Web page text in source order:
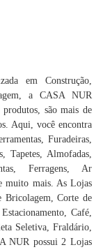
em Construção,
a CASA NUR
produtos, são mais de
Aqui, você encontra
Furadeiras,
Tapetes, Almofadas,
Ferragens, Ar
muito mais. As Lojas
Bricolagem, Corte de
Café,
Seletiva, Fraldário,
NUR possui 2 Lojas